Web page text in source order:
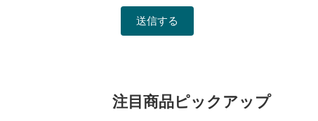
送信する
注目商品ピックアップ